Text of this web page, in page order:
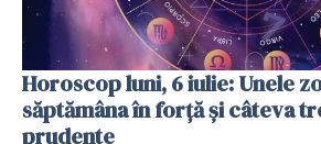
Horoscop luni, 6 iulie: Unele
săptămâna în forță și câteva
prudente